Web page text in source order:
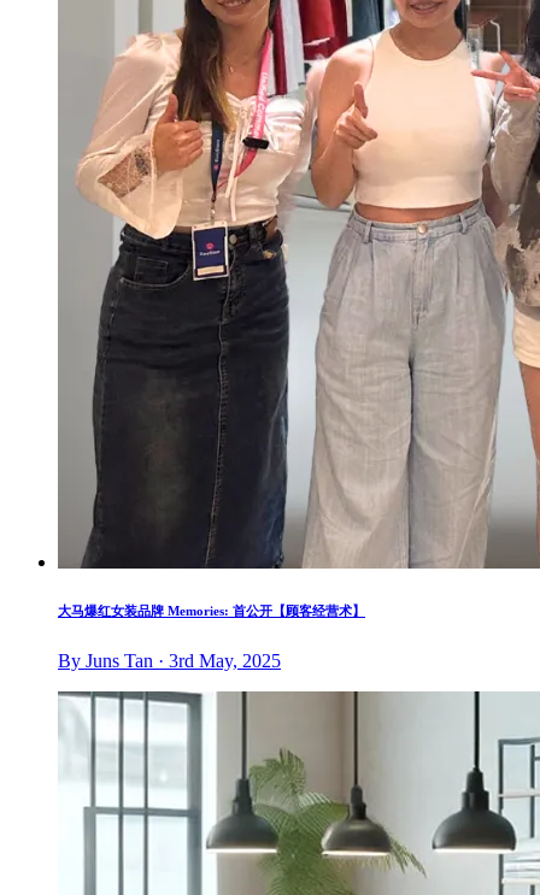
大马爆红女装品牌 Memories: 首公开【顾客经营术】
By Juns Tan · 3rd May, 2025